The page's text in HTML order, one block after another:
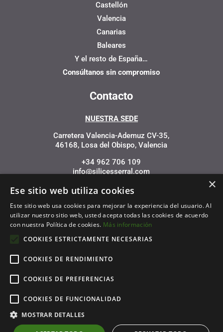
Castellón
Valencia
Canarias
Baleares
Y el resto de España…
Consúltanos sin compromiso
Contacto
NUESTRA SEDE
Carretera Valencia-Ademuz CV-35,
46168, Losa del Obispo, Valencia
+34 962 706 109
info@silicesserral.com
Financiado por la Unión Europea – NextGenerationEU
×
Ese sitio web utiliza cookies
Este sitio web usa cookies para mejorar la experiencia del usuario. Al
utilizar nuestro sitio web, usted acepta todas las cookies de acuerdo
con nuestra Política de cookies. Más información
COOKIES ESTRICTAMENTE NECESARIAS
COOKIES DE RENDIMIENTO
COOKIES DE PREFERENCIAS
COOKIES DE FUNCIONALIDAD
MOSTRAR DETALLES